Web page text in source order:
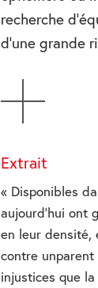
recherche
d’une grande
Extrait
« Disponibles
aujourd’hui ont
en leur densité,
contre
injustices que